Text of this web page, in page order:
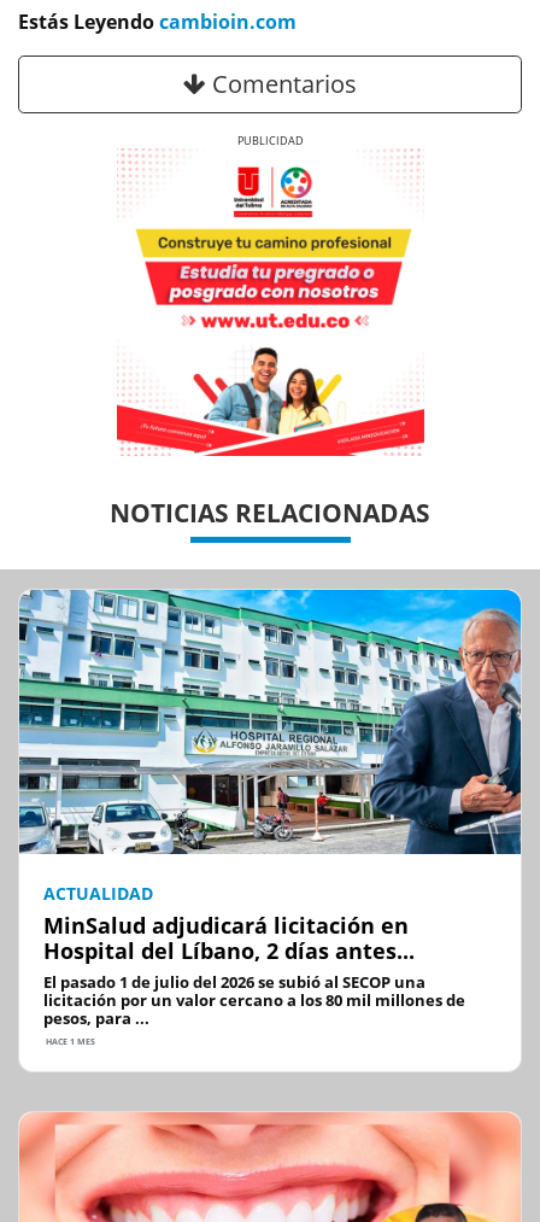
Estás Leyendocambioin.com
Comentarios
NOTICIAS RELACIONADAS
ACTUALIDAD
MinSalud adjudicará licitación en
Hospital del Líbano, 2 días antes...
El pasado 1 de julio del 2026 se subió al SECOP una
licitación por un valor cercano a los 80 mil millones de
pesos, para ...
HACE 1 MES